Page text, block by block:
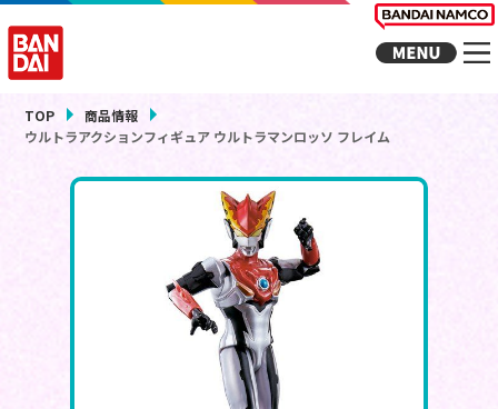
TOP
商品情報
ウルトラアクションフィギュア ウルトラマンロッソ フレイム